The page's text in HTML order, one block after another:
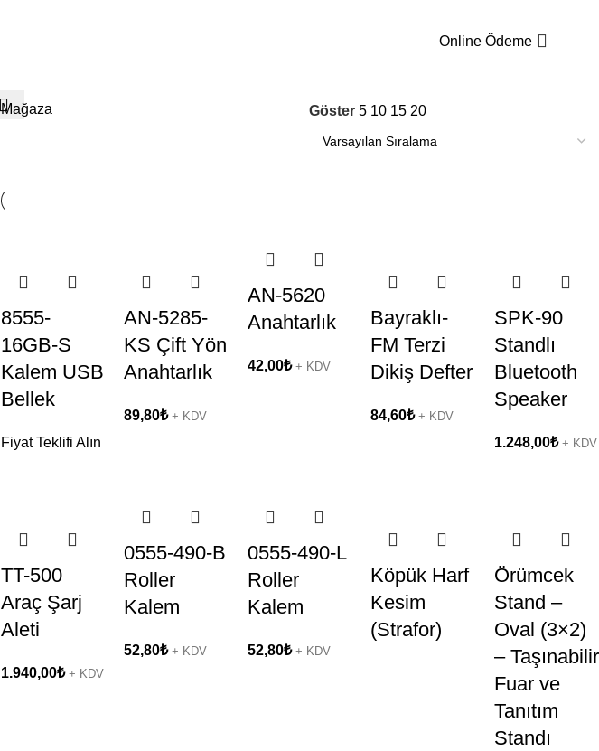
Online Ödeme
Mağaza Göster 5 10 15 20
8555-
16GB-S
Kalem USB
Bellek
Fiyat Teklifi Alın
AN-5285-
KS Çift Yön
Anahtarlık
89,80₺ + KDV
AN-5620
Anahtarlık
42,00₺ + KDV
Bayraklı-
FM Terzi
Dikiş Defter
84,60₺ + KDV
SPK-90
Standlı
Bluetooth
Speaker
1.248,00₺ + KDV
TT-500
Araç Şarj
Aleti
1.940,00₺ + KDV
0555-490-B
Roller
Kalem
52,80₺ + KDV
0555-490-L
Roller
Kalem
52,80₺ + KDV
Köpük Harf
Kesim
(Strafor)
Örümcek
Stand –
Oval (3×2)
– Taşınabilir
Fuar ve
Tanıtım
Standı